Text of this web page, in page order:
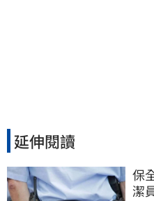
延伸閱讀
保
潔